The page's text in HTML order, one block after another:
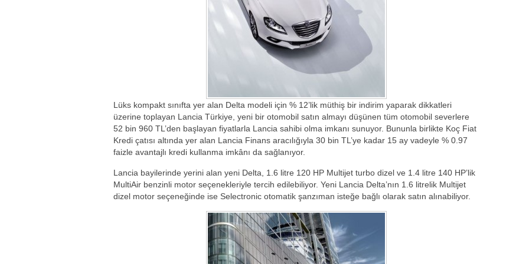
Lüks kompakt sınıfta yer alan Delta modeli için % 12’lik müthiş bir indirim yaparak dikkatleri
üzerine toplayan Lancia Türkiye, yeni bir otomobil satın almayı düşünen tüm otomobil severlere
52 bin 960 TL’den başlayan fiyatlarla Lancia sahibi olma imkanı sunuyor. Bununla birlikte Koç Fiat
Kredi çatısı altında yer alan Lancia Finans aracılığıyla 30 bin TL’ye kadar 15 ay vadeyle % 0.97
faizle avantajlı kredi kullanma imkânı da sağlanıyor.
Lancia bayilerinde yerini alan yeni Delta, 1.6 litre 120 HP Multijet turbo dizel ve 1.4 litre 140 HP’lik
MultiAir benzinli motor seçenekleriyle tercih edilebiliyor. Yeni Lancia Delta’nın 1.6 litrelik Multijet
dizel motor seçeneğinde ise Selectronic otomatik şanzıman isteğe bağlı olarak satın alınabiliyor.